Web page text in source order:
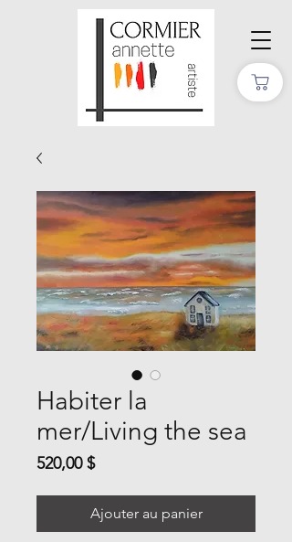
Habiter la
mer/Living the sea
520,00 $Prix
Ajouter au panier